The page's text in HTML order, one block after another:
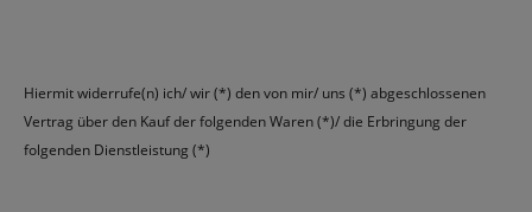
Hiermit widerrufe(n) ich/ wir (*) den von mir/ uns (*) abgeschlossenen
Vertrag über den Kauf der folgenden Waren (*)/ die Erbringung der
folgenden Dienstleistung (*)